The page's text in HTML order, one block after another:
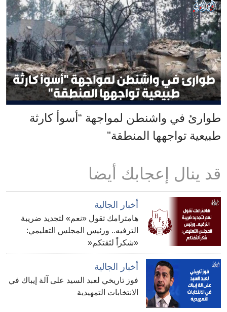
طوارئ في واشنطن لمواجهة “أسوأ كارثة
طبيعية تواجهها المنطقة”
قد ينال إعجابك أيضا
أخبار الجالية
هامترامك تقول «نعم» لتجديد ضريبة
الترفيه.. ورئيس المجلس التعليمي:
«شكراً لثقتكم«
أخبار الجالية
فوز تاريخي لعبد السيد على آلة إيباك في
الانتخابات التمهيدية